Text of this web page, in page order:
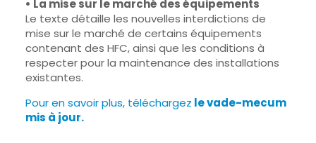
• La mise sur le marché des équipements
Le texte détaille les nouvelles interdictions de
mise sur le marché de certains équipements
contenant des HFC, ainsi que les conditions à
respecter pour la maintenance des installations
existantes.
Pour en savoir plus, téléchargez le vade-mecum
mis à jour.